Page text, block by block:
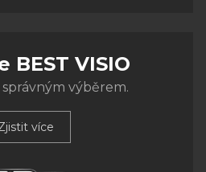
BEST VISIO
správným výběrem.
více